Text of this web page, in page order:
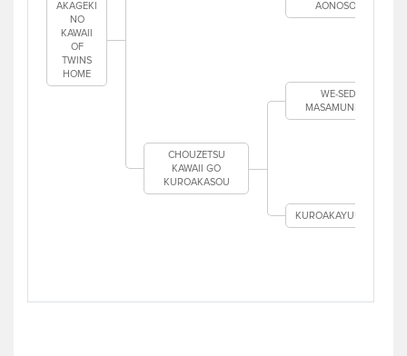
AKAGEKI
NO
KAWAII
OF
TWINS
HOME
AONOSOU
CHOUZETSU
KAWAII GO
KUROAKASOU
WE-SEDSO
MASAMUNE KEIJI
KUROAKAYUUKIHIME